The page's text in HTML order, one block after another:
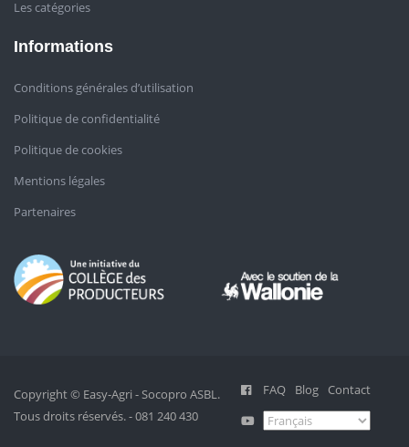
Les catégories
Informations
Conditions générales d’utilisation
Politique de confidentialité
Politique de cookies
Mentions légales
Partenaires
Copyright © Easy-Agri - Socopro ASBL.
Tous droits réservés. - 081 240 430
FAQ Blog Contact